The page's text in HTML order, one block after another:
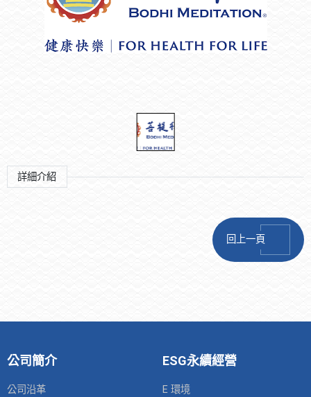
詳細介紹
回上一頁
公司簡介
公司沿革
ESG永續經營
E 環境